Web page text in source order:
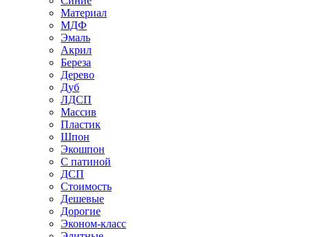
Материал
МДФ
Эмаль
Акрил
Береза
Дерево
Дуб
ЛДСП
Массив
Пластик
Шпон
Экошпон
С патиной
ДСП
Стоимость
Дешевые
Дорогие
Эконом-класс